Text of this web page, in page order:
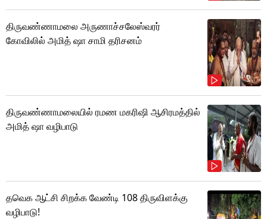
திருவண்ணாமலை அருணாச்சலேஸ்வரர்
கோவிலில் அமித் ஷா சாமி தரிசனம்
திருவண்ணாமலையில் ரமண மகரிஷி ஆசிரமத்தில்
அமித் ஷா வழிபாடு
தவெக ஆட்சி சிறக்க வேண்டி 108 திருவிளக்கு
வழிபாடு!